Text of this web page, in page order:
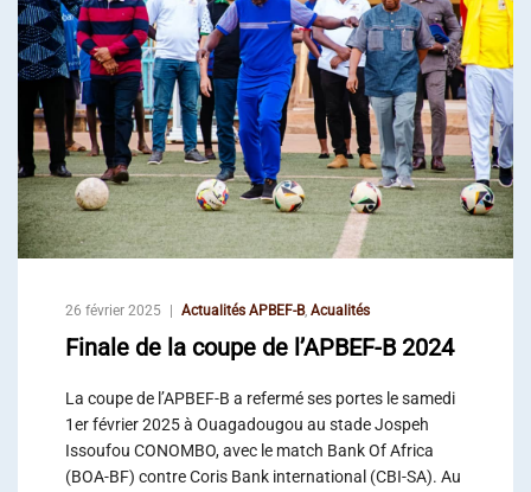
26 février 2025 Actualités APBEF-B, Acualités
Finale de la coupe de l’APBEF-B 2024
La coupe de l’APBEF-B a refermé ses portes le samedi
1er février 2025 à Ouagadougou au stade Jospeh
Issoufou CONOMBO, avec le match Bank Of Africa
(BOA-BF) contre Coris Bank international (CBI-SA). Au